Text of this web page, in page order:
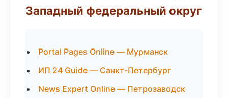
Западный федеральный округ
Portal Pages Online — Мурманск
ИП 24 Guide — Санкт-Петербург
News Expert Online — Петрозаводск